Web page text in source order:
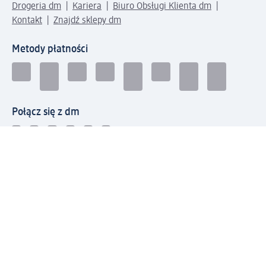
Drogeria dm Kariera
Biuro Obsługi Klienta dm
Kontakt
Znajdź sklepy dm
Metody płatności
Połącz się z dm